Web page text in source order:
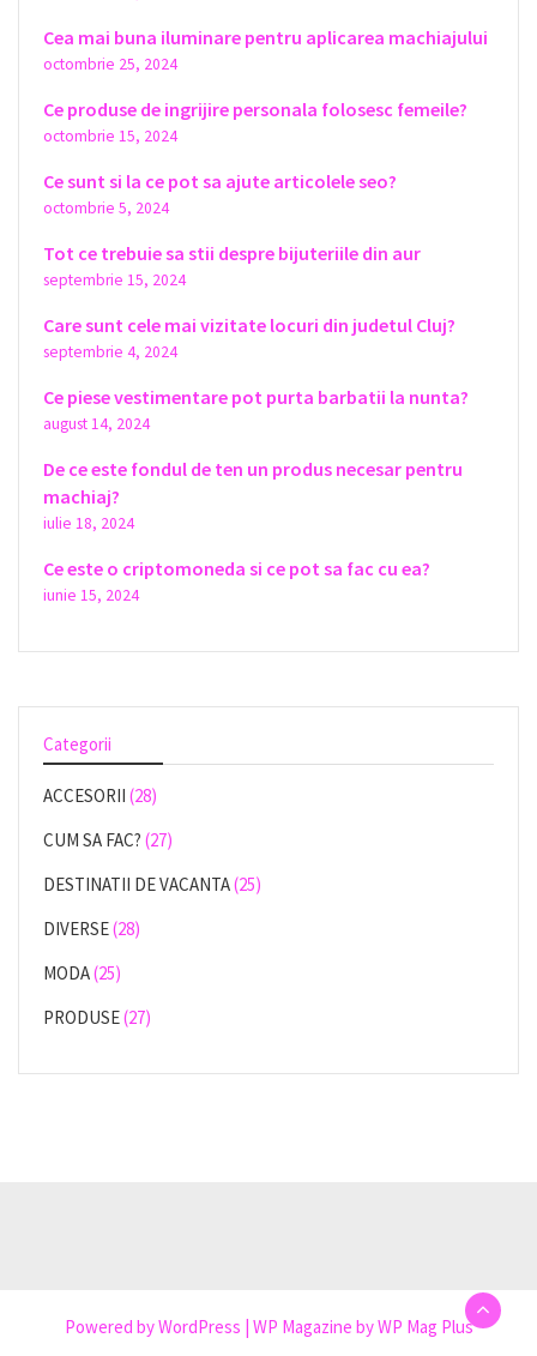
Cea mai buna iluminare pentru aplicarea machiajului
octombrie 25, 2024
Ce produse de ingrijire personala folosesc femeile?
octombrie 15, 2024
Ce sunt si la ce pot sa ajute articolele seo?
octombrie 5, 2024
Tot ce trebuie sa stii despre bijuteriile din aur
septembrie 15, 2024
Care sunt cele mai vizitate locuri din judetul Cluj?
septembrie 4, 2024
Ce piese vestimentare pot purta barbatii la nunta?
august 14, 2024
De ce este fondul de ten un produs necesar pentru
machiaj?
iulie 18, 2024
Ce este o criptomoneda si ce pot sa fac cu ea?
iunie 15, 2024
Categorii
ACCESORII (28)
CUM SA FAC? (27)
DESTINATII DE VACANTA(25)
DIVERSE(28)
MODA(25)
PRODUSE(27)
Powered byWordPress | WP Magazine by WP Mag Plus